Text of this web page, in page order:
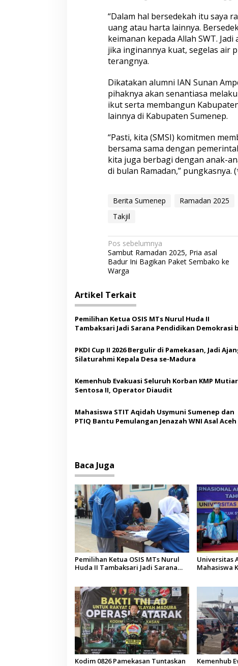
“Dalam hal bersedekah itu saya
uang atau harta lainnya.
keimanan kepada Allah SWT.
jika inginannya kuat, segelas air
terangnya.
Dikatakan alumni IAN Sunan
pihaknya akan senantiasa
ikut serta membangun
lainnya di Kabupaten Sumenep.
“Pasti, kita (SMSI) komitmen
bersama sama dengan
kita juga berbagi dengan anak-
di bulan Ramadan,” pungkasnya.
Berita Sumenep Ramadan 2025
Takjil
N
a
v
i
g
a
s
i
p
o
s
Pos sebelumnya
Sambut Ramadan 2025, Pria asal
Badur Ini Bagikan Paket Sembako ke
Warga
Artikel Terkait
Pemilihan Ketua OSIS MTs Nurul Huda II
Tambaksari Jadi Sarana Pendidikan Demokrasi
PKDI Cup II 2026 Bergulir di Pamekasan, Jadi
Silaturahmi Kepala Desa se-Madura
Kemenhub Evakuasi Seluruh Korban KMP
Sentosa II, Operator Diaudit
Mahasiswa STIT Aqidah Usymuni Sumenep dan
PTIQ Bantu Pemulangan Jenazah WNI Asal Aceh
Baca Juga
Pemilihan Ketua OSIS MTs Nurul
Huda II Tambaksari Jadi Sarana
Universitas
Mahasiswa
Kodim 0826 Pamekasan Tuntaskan
Kemenhub